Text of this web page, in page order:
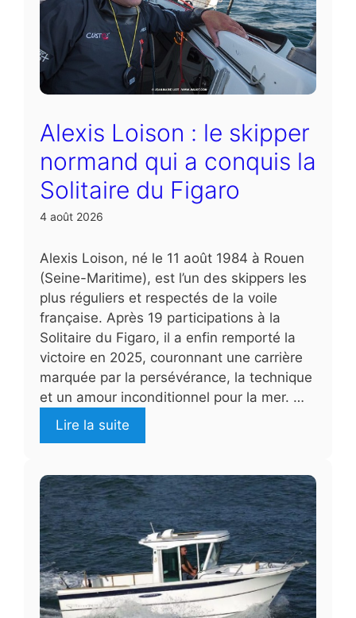
Alexis Loison : le skipper
normand qui a conquis la
Solitaire du Figaro
4 août 2026
Alexis Loison, né le 11 août 1984 à Rouen
(Seine-Maritime), est l’un des skippers les
plus réguliers et respectés de la voile
française. Après 19 participations à la
Solitaire du Figaro, il a enfin remporté la
victoire en 2025, couronnant une carrière
marquée par la persévérance, la technique
et un amour inconditionnel pour la mer. …
Lire la suite